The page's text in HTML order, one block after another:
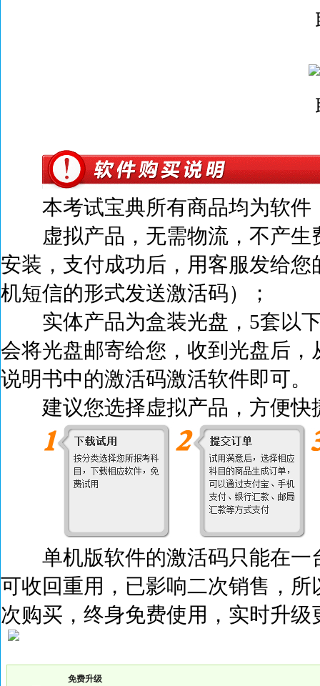
本考试宝典所有商品均为软件
虚拟产品，无需物流，不产
安装，支付成功后， 用客服发给您
机短信的形式发送激活码）；
实体产品为盒装光盘，5套以
会将光盘邮寄给您，收到光盘后
说明书中的激活码激活软件即可。
建议您选择虚拟产品，方便快
单机版软件的激活码只能在一
可收回重用，已影响二次销售，
次购买，终身免费使用，实时升
免费升级